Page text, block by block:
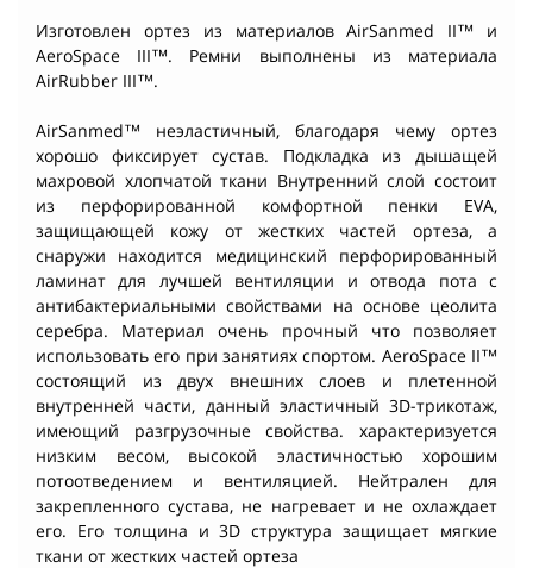
Изготовлен ортез из материалов AirSanmed II™ и
AeroSpace III™. Ремни выполнены из материала
AirRubber III™.
AirSanmed™ неэластичный, благодаря чему ортез
хорошо фиксирует сустав. Подкладка из дышащей
махровой хлопчатой ткани Внутренний слой состоит
из перфорированной комфортной пенки EVA,
защищающей кожу от жестких частей ортеза, а
снаружи находится медицинский перфорированный
ламинат для лучшей вентиляции и отвода пота с
антибактериальными свойствами на основе цеолита
серебра. Материал очень прочный что позволяет
использовать его при занятиях спортом. AeroSpace II™
состоящий из двух внешних слоев и плетенной
внутренней части, данный эластичный 3D-трикотаж,
имеющий разгрузочные свойства. характеризуется
низким весом, высокой эластичностью хорошим
потоотведением и вентиляцией. Нейтрален для
закрепленного сустава, не нагревает и не охлаждает
его. Его толщина и 3D структура защищает мягкие
ткани от жестких частей ортеза